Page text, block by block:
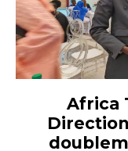
Africa